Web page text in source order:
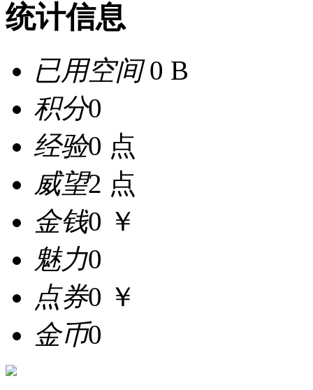
统计信息
已用空间0 B
积分0
经验0 点
威望2 点
金钱0 ￥
魅力0
点券0 ￥
金币0